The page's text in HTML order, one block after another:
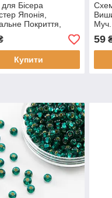
Бісера
Японія,
Покриття,
0,1 мм, 45 м (1
Купити
59